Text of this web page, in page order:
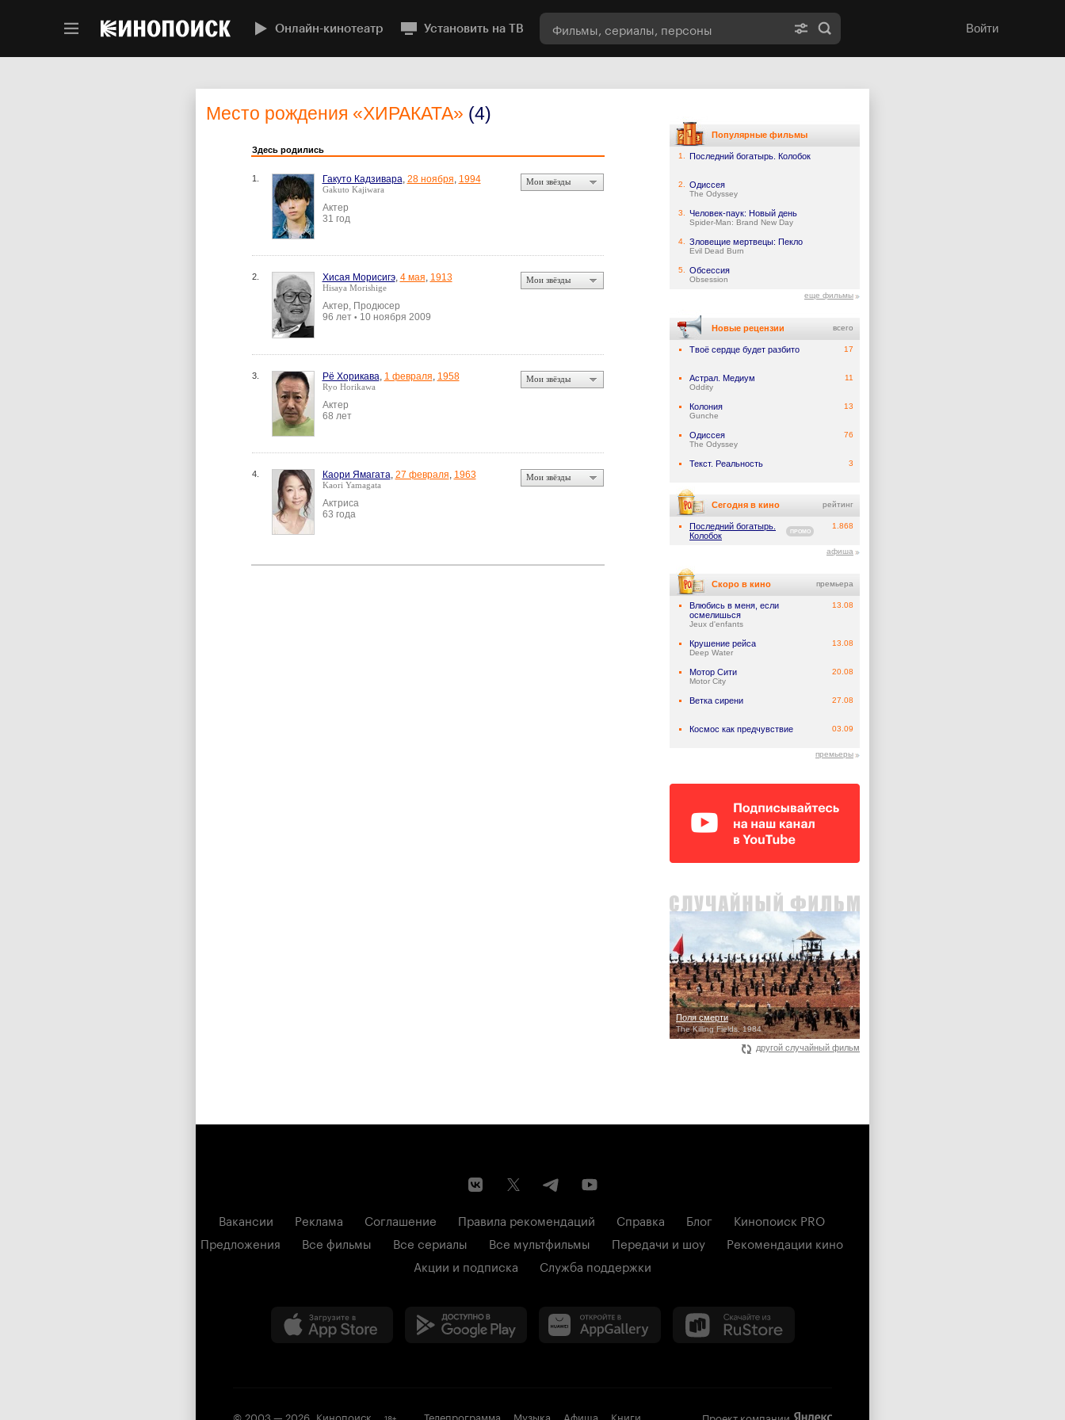
Онлайн-кинотеатр Установить на ТВ Войти
Место рождения «ХИРАКАТА» (4)
Здесь родились
1. Гакуто Кадзивара, 28 ноября, 1994
Gakuto Kajiwara
Актер
31 год
Мои звёзды
2. Хисая Морисигэ, 4 мая, 1913
Hisaya Morishige
Актер, Продюсер
96 лет • 10 ноября 2009
Мои звёзды
3. Рё Хорикава, 1 февраля, 1958
Ryo Horikawa
Актер
68 лет
Мои звёзды
4. Каори Ямагата, 27 февраля, 1963
Kaori Yamagata
Актриса
63 года
Мои звёзды
Популярные фильмы
1. Последний богатырь. Колобок
2. Одиссея
The Odyssey
3. Человек-паук: Новый день
Spider-Man: Brand New Day
4. Зловещие мертвецы: Пекло
Evil Dead Burn
5. Обсессия
Obsession
еще фильмы
Новые рецензии всего
Твоё сердце будет разбито 17
Астрал. Медиум
Oddity
11
Колония
Gunche
13
Одиссея
The Odyssey
76
Текст. Реальность 3
Сегодня в кино рейтинг
Последний богатырь.
Колобок
ПРОМО
1.868
афиша
Скоро в кино премьера
Влюбись в меня, если
осмелишься
Jeux d'enfants
13.08
Крушение рейса
Deep Water
13.08
Мотор Сити
Motor City
20.08
Ветка сирени 27.08
Космос как предчувствие 03.09
премьеры
Поля смерти
The Killing Fields, 1984
другой случайный фильм
Вакансии Реклама Соглашение Правила рекомендаций Справка Блог
Кинопоиск PRO
Предложения
Все фильмы Все сериалы Все мультфильмы Передачи и шоу
Рекомендации кино
Акции и подписка
Служба поддержки
© 2003 — 2026, Кинопоиск Телепрограмма Музыка Афиша Книги Проект компании